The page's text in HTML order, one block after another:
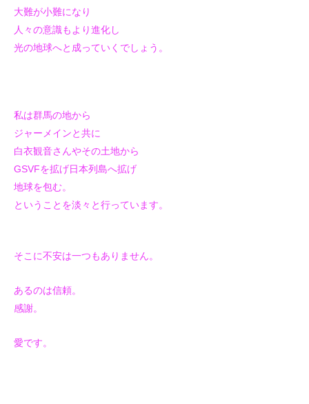
大難が小難になり
人々の意識もより進化し
光の地球へと成っていくでしょう。
私は群馬の地から
ジャーメインと共に
白衣観音さんやその土地から
GSVFを拡げ日本列島へ拡げ
地球を包む。
ということを淡々と行っています。
そこに不安は一つもありません。
あるのは信頼。
感謝。
愛です。